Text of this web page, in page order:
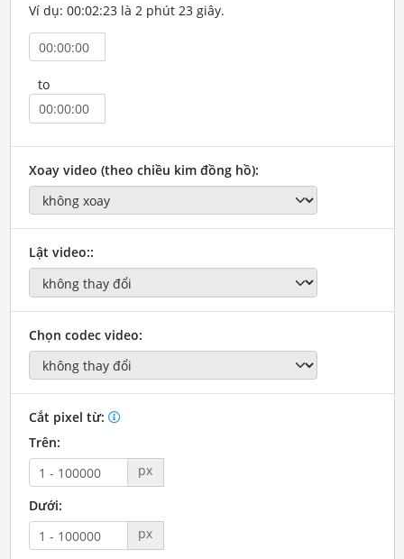
Ví dụ: 00:02:23 là 2 phút 23 giây.
to
Xoay video (theo chiều kim đồng hồ):
Lật video::
Chọn codec video:
Cắt pixel từ:
Trên:
px
Dưới:
px